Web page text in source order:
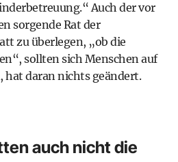
Auch der vor
sorgende Rat der
zu überlegen, „ob die
sollten sich Menschen auf
hat daran nichts geändert.
auch nicht die